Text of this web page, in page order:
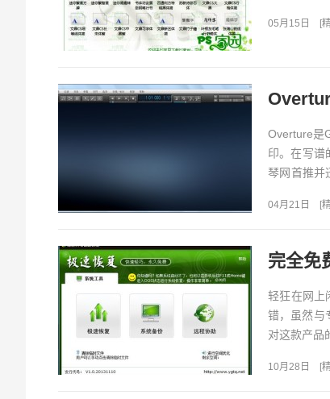
05月15日 [
Overture是
印。在写谱
琴网首推并
04月21日 [
完全免
轻狂在网上
错，虽然与
对这款产品
10月28日 [